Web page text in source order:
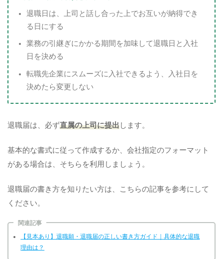
退職日は、上司と話し合った上でお互いが納得でき
る日にする
業務の引継ぎにかかる期間を加味して退職日と入社
日を決める
転職先企業にスムーズに入社できるよう、入社日を
決めたら変更しない
退職届は、必ず直属の上司に提出します。
基本的な書式に従って作成するか、会社指定のフォーマット
がある場合は、そちらを利用しましょう。
退職届の書き方を知りたい方は、こちらの記事を参考にして
ください。
関連記事
【見本あり】退職願・退職届の正しい書き方ガイド｜具体的な退職
理由は？